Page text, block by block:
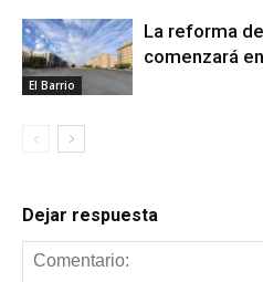
El Barrio
La reforma
comenzará
Dejar respuesta